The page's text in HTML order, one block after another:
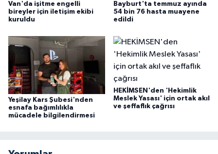
Van'da işitme engelli
bireyler için iletişim ekibi
kuruldu
Bayburt'ta temmuz ayında
54 bin 76 hasta muayene
edildi
Yeşilay Kars Şubesi'nden
esnafa bağımlılıkla
mücadele bilgilendirmesi
HEKİMSEN'den 'Hekimlik
Meslek Yasası' için ortak akıl
ve şeffaflık çağrısı